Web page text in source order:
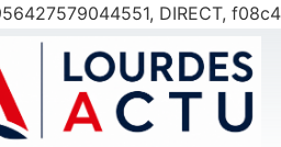
DIRECT,
Août 31°C